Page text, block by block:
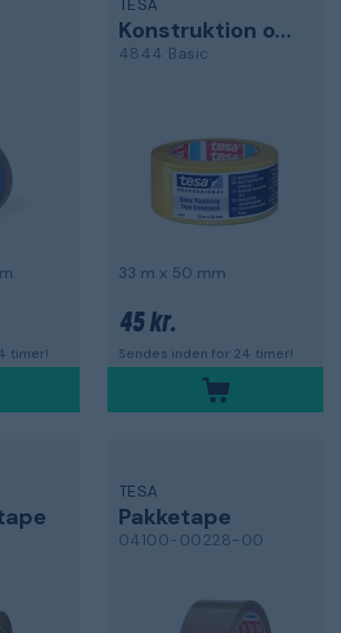
timer!
TESA
Konstruktion og beskyttelsestape
4844 Basic
33 m x 50 mm
45 kr.
Sendes inden for 24 timer!
TESA
Pakketape
04100-00228-00